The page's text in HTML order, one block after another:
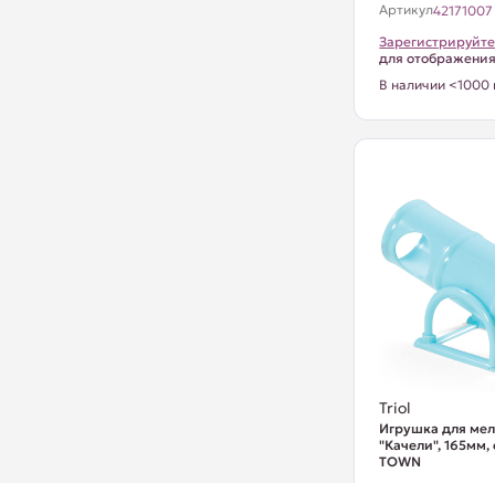
Артикул42171007
для
В наличии <1000
Triol
Игрушка для
"Качели", 165мм,
TOWN